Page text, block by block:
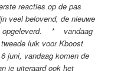
reacties op de pas
veel belovend, de nieuwe
opgeleverd. * vandaag
luik voor Kboost
juni, vandaag komen de
je uiteraard ook het